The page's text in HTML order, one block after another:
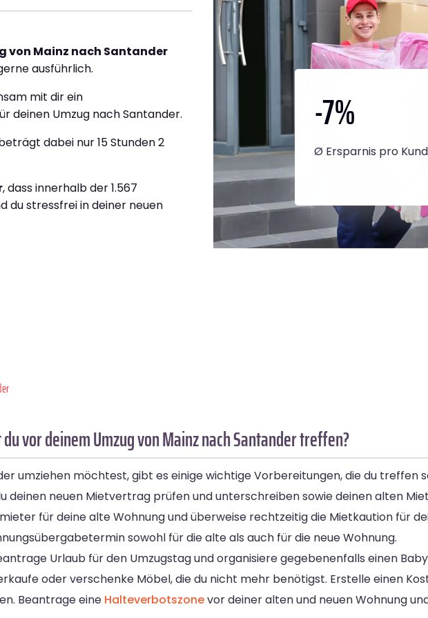
von Mainz nach Santander
ausführlich.
mit dir ein
deinen Umzug nach Santander.
dabei nur 15 Stunden 2
, dass innerhalb der 1.567
du stressfrei in deiner neuen
-7%
Ø Ersparnis pro
vor deinem Umzug von Mainz nach Santander treffen?
umziehen möchtest, gibt es einige wichtige Vorbereitungen, die du treffen
deinen neuen Mietvertrag prüfen und unterschreiben sowie deinen alten
für deine alte Wohnung und überweise rechtzeitig die Mietkaution für
sowohl für die alte als auch für die neue Wohnung.
Urlaub für den Umzugstag und organisiere gegebenenfalls einen
oder verschenke Möbel, die du nicht mehr benötigst. Erstelle einen
Beantrage eine Halteverbotszonevor deiner alten und neuen Wohnung